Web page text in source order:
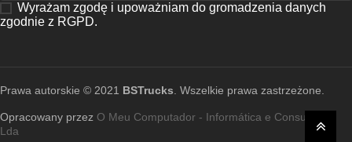
Wyrażam zgodę i upoważniam do gromadzenia danych
zgodnie z RGPD.
Prawa autorskie © 2021 BSTrucks . Wszelkie prawa zastrzeżone.
Opracowany przez O Meu Computador - Informática e Consultoria,
Lda